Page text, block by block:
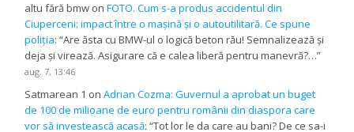
altu fără bmw onFOTO. Cum s-a produs accidentul din
Ciuperceni: impact între o mașină și o autoutilitară. Ce spune
poliția: “Are ăsta cu BMW-ul o logică beton rău! Semnalizează și
deja și virează. Asigurare că e calea liberă pentru manevră?…”
aug. 7, 13:46
Satmarean 1 onAdrian Cozma: Guvernul a aprobat un buget
de 100 de milioane de euro pentru românii din diaspora care
vor să investească acasă: “Tot lor le da care au bani? De ce sa-i